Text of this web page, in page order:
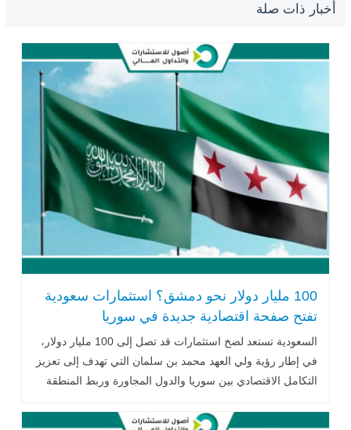
أخبار ذات صلة
100 مليار دولار نحو دمشق؟ استثمارات سعودية
تفتح صفحة اقتصادية جديدة في سوريا
السعودية تستعد لضخ استثمارات قد تصل إلى 100 مليار دولار،
في إطار رؤية ولي العهد محمد بن سلمان التي تهدف إلى تعزيز
التكامل الاقتصادي بين سوريا والدول المجاورة وربط المنطقة